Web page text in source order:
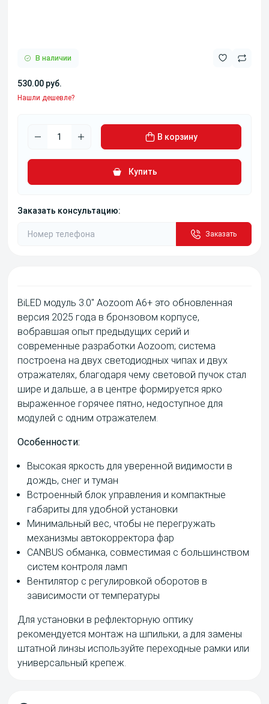
В наличии
530.00 руб.
Нашли дешевле?
В корзину
Купить
Заказать консультацию:
Заказать
BiLED модуль 3.0" Aozoom A6+ это обновленная
версия 2025 года в бронзовом корпусе,
вобравшая опыт предыдущих серий и
современные разработки Aozoom; система
построена на двух светодиодных чипах и двух
отражателях, благодаря чему световой пучок стал
шире и дальше, а в центре формируется ярко
выраженное горячее пятно, недоступное для
модулей с одним отражателем.
Особенности:
Высокая яркость для уверенной видимости в
дождь, снег и туман
Встроенный блок управления и компактные
габариты для удобной установки
Минимальный вес, чтобы не перегружать
механизмы автокорректора фар
CANBUS обманка, совместимая с большинством
систем контроля ламп
Вентилятор с регулировкой оборотов в
зависимости от температуры
Для установки в рефлекторную оптику
рекомендуется монтаж на шпильки, а для замены
штатной линзы используйте переходные рамки или
универсальный крепеж.